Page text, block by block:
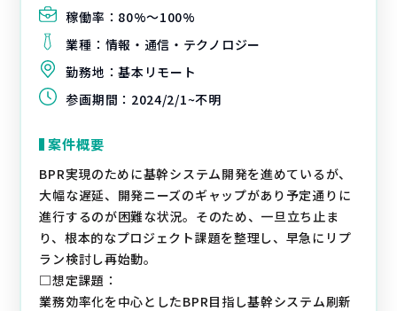
稼働率： 80%〜100%
業種： 情報・通信・テクノロジー
勤務地：基本リモート
参画期間： 2024/2/1~不明
案件概要
BPR実現のために基幹システム開発を進めているが、
大幅な遅延、開発ニーズのギャップがあり予定通りに
進行するのが困難な状況。そのため、一旦立ち止ま
り、根本的なプロジェクト課題を整理し、早急にリプ
ラン検討し再始動。
□想定課題：
業務効率化を中心としたBPR目指し基幹システム刷新